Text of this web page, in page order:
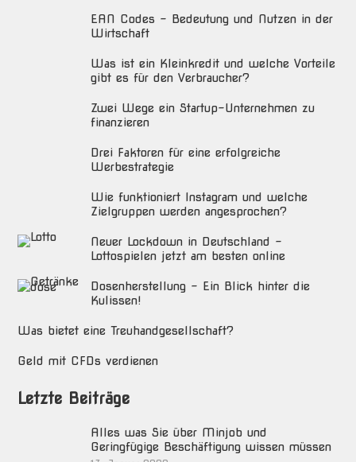
EAN Codes – Bedeutung und Nutzen in der
Wirtschaft
Was ist ein Kleinkredit und welche Vorteile
gibt es für den Verbraucher?
Zwei Wege ein Startup-Unternehmen zu
finanzieren
Drei Faktoren für eine erfolgreiche
Werbestrategie
Wie funktioniert Instagram und welche
Zielgruppen werden angesprochen?
Neuer Lockdown in Deutschland –
Lottospielen jetzt am besten online
Dosenherstellung – Ein Blick hinter die
Kulissen!
Was bietet eine Treuhandgesellschaft?
Geld mit CFDs verdienen
Letzte Beiträge
Alles was Sie über Minjob und
Geringfügige Beschäftigung wissen müssen